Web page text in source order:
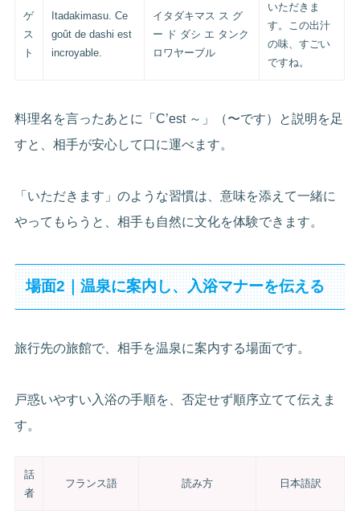
ゲ
ス
ト
Itadakimasu. Ce
goût de dashi est
incroyable.
イタダキマス ス グ
ー ド ダシ エ タンク
ロワヤーブル
いただきま
す。この出汁
の味、すごい
ですね。
料理名を言ったあとに「C’est ～」（〜です）と説明を足
すと、相手が安心して口に運べます。
「いただきます」のような習慣は、意味を添えて一緒に
やってもらうと、相手も自然に文化を体験できます。
場面2｜温泉に案内し、入浴マナーを伝える
旅行先の旅館で、相手を温泉に案内する場面です。
戸惑いやすい入浴の手順を、否定せず順序立てて伝えま
す。
話
者
フランス語 読み方 日本語訳